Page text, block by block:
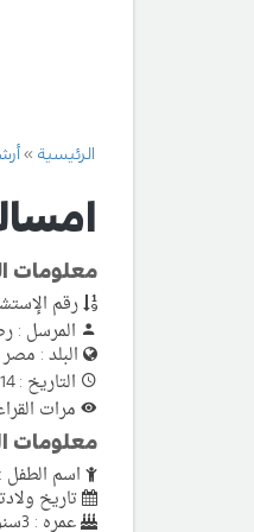
الرئيسية
معلومات
رقم
المرسل :
البلد : مصر
التاريخ : 14-04-2013
مرات القراءة
معلومات
اسم الطفل
تاريخ ولادته : 19-
عمره : 3سنوات و ثمان اشهر